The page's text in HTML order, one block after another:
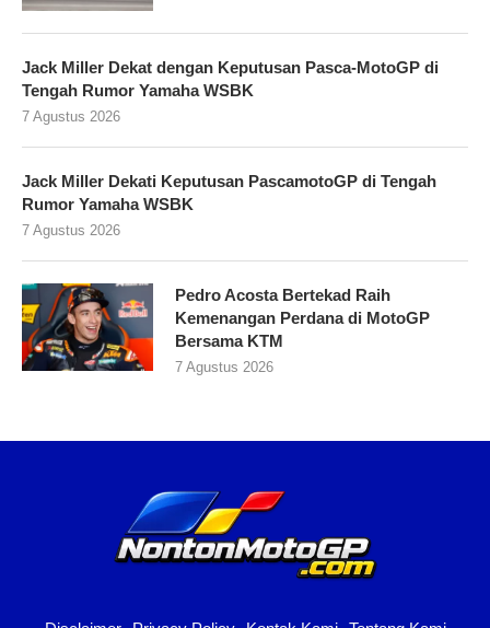
Jack Miller Dekat dengan Keputusan Pasca-MotoGP di
Tengah Rumor Yamaha WSBK
7 Agustus 2026
Jack Miller Dekati Keputusan PascamotoGP di Tengah
Rumor Yamaha WSBK
7 Agustus 2026
Pedro Acosta Bertekad Raih
Kemenangan Perdana di MotoGP
Bersama KTM
7 Agustus 2026